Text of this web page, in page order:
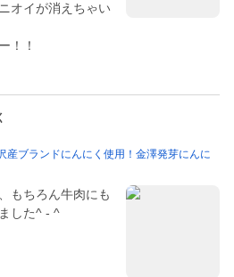
オイが消えちゃい
！！
ブランドにんにく使用！金澤発芽にんに
もちろん牛肉にも
した^ - ^